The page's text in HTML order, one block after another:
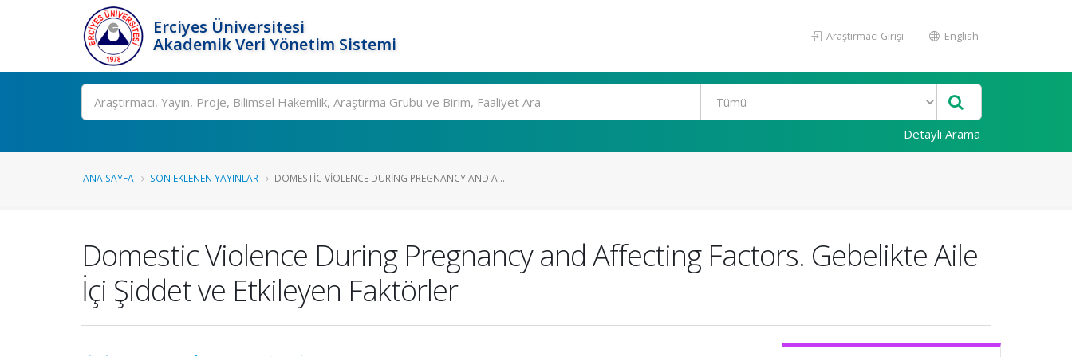
Erciyes Üniversitesi
Akademik Veri Yönetim Sistemi
Araştırmacı Girişi English
Ara
Detaylı Arama
ANA SAYFA SON EKLENEN YAYINLAR DOMESTIC VIOLENCE DURING PREGNANCY AND A...
Domestic Violence During Pregnancy and Affecting Factors. Gebelikte Aile
İçi Şiddet ve Etkileyen Faktörler